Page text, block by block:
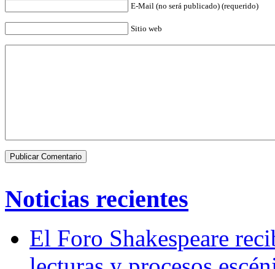
E-Mail (no será publicado) (requerido)
Sitio web
Noticias recientes
El Foro Shakespeare